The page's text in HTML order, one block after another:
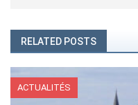
RELATED POSTS
ACTUALITÉS